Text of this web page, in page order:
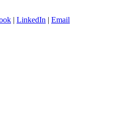
| LinkedIn | Email